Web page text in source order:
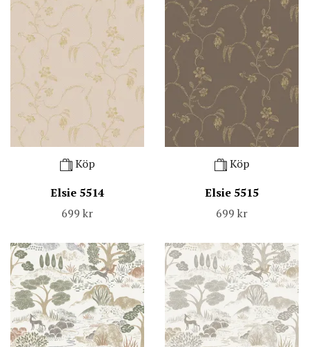
Köp
Elsie 5514
699 kr
Köp
Elsie 5515
699 kr